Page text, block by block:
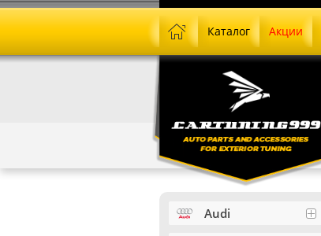
Каталог Акции
Audi